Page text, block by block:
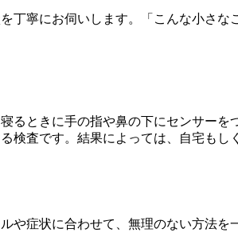
丁寧にお伺いします。「こんな小さ
るときに手の指や鼻の下にセンサー
査です。結果によっては、自宅もし
症状に合わせて、無理のない方法を